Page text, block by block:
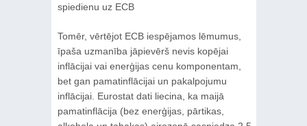
spiedienu uz ECB
Tomēr, vērtējot ECB iespējamos lēmumus,
īpaša uzmanība jāpievērš nevis kopējai
inflācijai vai enerģijas cenu komponentam,
bet gan pamatinflācijai un pakalpojumu
inflācijai. Eurostat dati liecina, ka maijā
pamatinflācija (bez enerģijas, pārtikas,